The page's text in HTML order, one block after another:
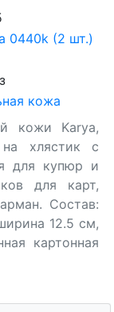
0440k (2 шт.)
кожа
кожи Karya,
на хлястик с
для купюр и
для карт,
Состав:
12.5 см,
картонная